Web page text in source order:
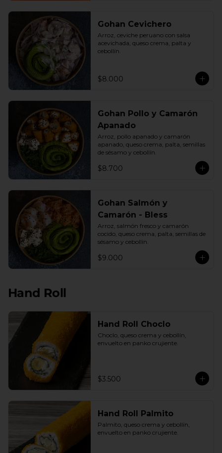
Gohan Cevichero
Arroz, ceviche peruano con salsa
acevichada, queso crema, palta y
cebollín.
$8.000
Gohan Pollo y Camarón
Apanado
Arroz, pollo apanado y camarón
apanado, queso crema, palta, semillas
de sésamo y cebollín.
$8.700
Gohan Salmón y
Camarón - Bless
Arroz, salmón fresco y camarón
cocido, queso crema, palta, semillas de
sésamo y cebollín.
$9.000
Hand Roll
Hand Roll Choclo
Choclo, queso crema y cebollín,
envuelto en panko crujiente.
$3.500
Hand Roll Palmito
Palmito, queso crema y cebollín,
envuelto en panko crujiente.